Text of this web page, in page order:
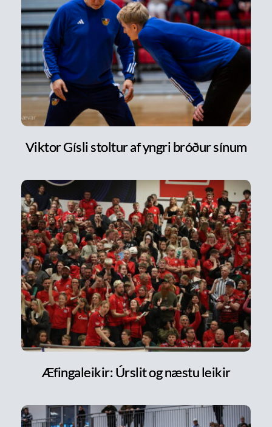
Viktor Gísli stoltur af yngri bróður sínum
Æfingaleikir: Úrslit og næstu leikir